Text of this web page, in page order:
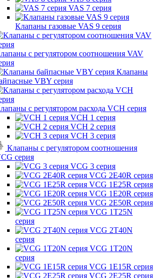
VAS 7 серия
Клапаны газовые VAS 9 серия
с регулятором соотношения VAV
Клапаны
VBY серия
с регулятором расхода VCH серия
VCH 1 серия
VCH 2 серия
VCH 3 серия
Клапаны с регулятором соотношения
серия
VCG 3 серия
VCG 2E40R серия
VCG 1E25R серия
VCG 1E20R серия
VCG 2E50R серия
VCG 1T25N
серия
VCG 2T40N
серия
VCG 1T20N
серия
VCG 1E15R серия
VCG 2E25R серия